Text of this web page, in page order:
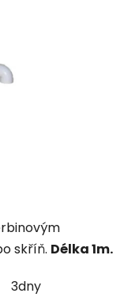
skříň. Délka 1m.
3dny